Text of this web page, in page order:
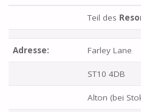
Teil des
Adresse: Farley Lane
ST10 4DB
Alton (bei